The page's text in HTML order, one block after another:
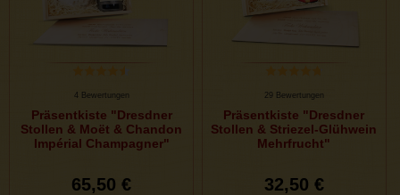
4 Bewertungen
Präsentkiste "Dresdner
Stollen & Moët & Chandon
Impérial Champagner"
65,50 €
29 Bewertungen
Präsentkiste "Dresdner
Stollen & Striezel-Glühwein
Mehrfrucht"
32,50 €